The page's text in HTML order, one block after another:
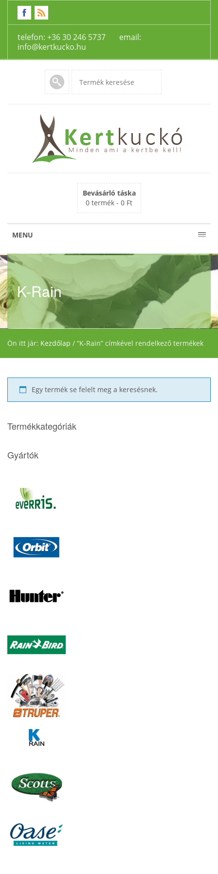
telefon: +36 30 246 5737 email:
info@kertkucko.hu
Bevásárló táska
0 termék - 0 Ft
MENU
K-Rain
Ön itt jár: Kezdőlap / “K-Rain” címkével rendelkező termékek
Egy termék se felelt meg a keresésnek.
Termékkategóriák
Gyártók